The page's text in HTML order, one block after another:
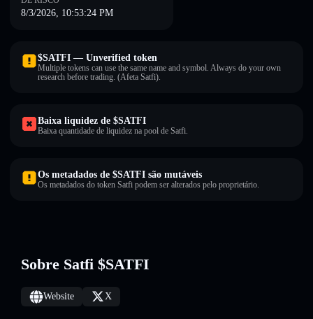
8/3/2026, 10:53:24 PM
$SATFI — Unverified token
Multiple tokens can use the same name and symbol. Always do your own
research before trading. (Afeta Satfi).
Baixa liquidez de $SATFI
Baixa quantidade de liquidez na pool de Satfi.
Os metadados de $SATFI são mutáveis
Os metadados do token Satfi podem ser alterados pelo proprietário.
Sobre Satfi $SATFI
Website X